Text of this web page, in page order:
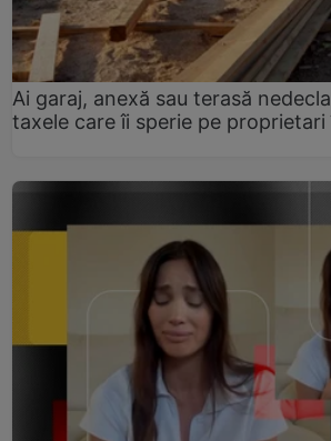
Ai garaj, anexă sau terasă
taxele care îi sperie pe